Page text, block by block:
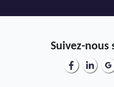
Suivez-nous